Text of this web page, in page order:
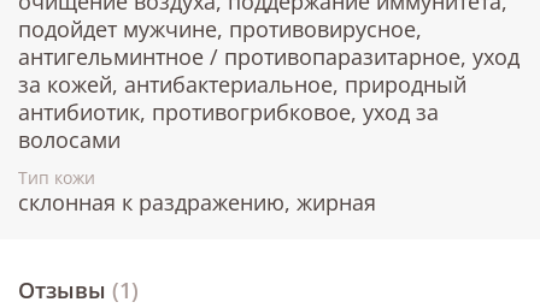
подойдет мужчине, противовирусное,
антигельминтное / противопаразитарное, уход
за кожей, антибактериальное, природный
антибиотик, противогрибковое, уход за
волосами
Тип кожи
склонная к раздражению, жирная
Отзывы (1)